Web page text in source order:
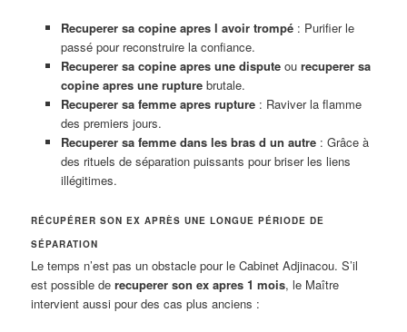
Recuperer sa copine apres l avoir trompé: Purifier le
passé pour reconstruire la confiance.
Recuperer sa copine apres une disputeou recuperer sa
copine apres une rupturebrutale.
Recuperer sa femme apres rupture: Raviver la flamme
des premiers jours.
Recuperer sa femme dans les bras d un autre: Grâce à
des rituels de séparation puissants pour briser les liens
illégitimes.
RÉCUPÉRER SON EX APRÈS UNE LONGUE PÉRIODE DE
SÉPARATION
Le temps n’est pas un obstacle pour le Cabinet Adjinacou. S’il
est possible derecuperer son ex apres 1 mois, le Maître
intervient aussi pour des cas plus anciens :